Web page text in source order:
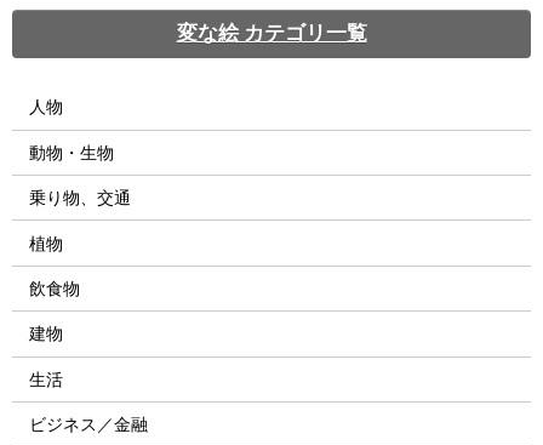
変な絵 カテゴリ一覧
人物
動物・生物
乗り物、交通
植物
飲食物
建物
生活
ビジネス／金融